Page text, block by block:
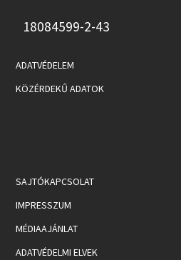
18084599-2-43
ADATVÉDELEM
KÖZÉRDEKŰ ADATOK
SAJTÓKAPCSOLAT
IMPRESSZUM
MÉDIAAJÁNLAT
ADATVÉDELMI ELVEK